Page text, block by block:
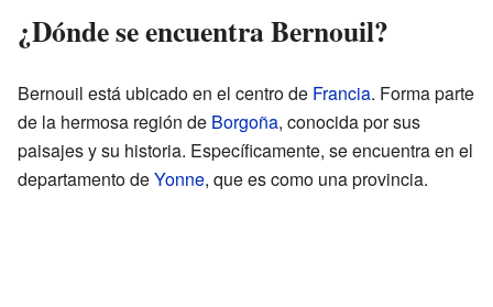
¿Dónde se encuentra Bernouil?
Bernouil está ubicado en el centro de Francia. Forma parte
de la hermosa región de Borgoña, conocida por sus
paisajes y su historia. Específicamente, se encuentra en el
departamento deYonne, que es como una provincia.